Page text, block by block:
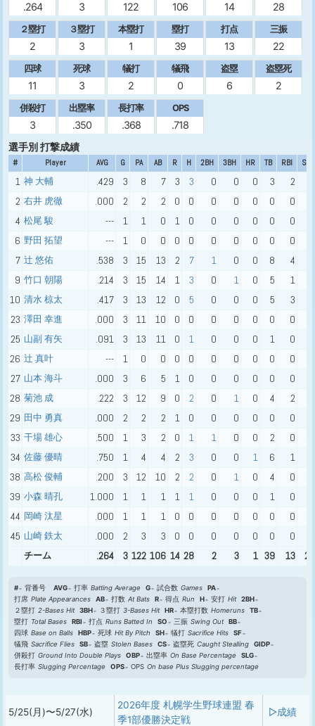
.264 3 122 106 14 28
２塁打
2
３塁打
3
本塁打
1
塁打
39
打点
13
三振
22
四球
11
死球
3
犠打
2
犠飛
0
盗塁
6
盗塁死
2
併殺打
3
出塁率
.350
長打率
.368
OPS
.718
選手別 打撃成績
# Player AVG G PA AB R H 2BH 3BH HR TB RBI SO
1 神 大輔 .429 3 8 7 3 3 0 0 0 3 2
2 右井 虎徹 .000 2 2 2 0 0 0 0 0 0 0
4 松尾 駿 --- 1 1 0 1 0 0 0 0 0 0
6 野田 拓望 --- 1 0 0 0 0 0 0 0 0 0
7 辻 悠佑 .538 3 15 13 2 7 1 0 0 8 4
9 竹口 朝陽 .214 3 15 14 1 3 0 1 0 5 1
10 清水 椋太 .417 3 13 12 0 5 0 0 0 5 3
23 澤田 幸進 .000 3 11 10 0 0 0 0 0 0 0
25 山副 有矢 .091 3 13 11 0 1 0 0 0 1 0
26 辻 真叶 --- 1 0 0 0 0 0 0 0 0 0
27 山本 海斗 .000 3 6 5 1 0 0 0 0 0 0
28 菊池 成 .222 3 12 9 0 2 0 1 0 4 2
29 田中 勇真 .000 2 2 2 1 0 0 0 0 0 0
33 干場 雄心 .500 1 3 2 0 1 1 0 0 2 0
34 佐藤 優晴 .750 1 4 4 2 3 0 0 1 6 1
38 高松 俊輔 .200 3 12 10 2 2 0 1 0 4 0
39 小森 晴孔 1.000 1 1 1 1 1 0 0 0 1 0
44 岡崎 汰星 .000 1 1 1 0 0 0 0 0 0 0
45 山崎 鉄太 .000 2 3 3 0 0 0 0 0 0 0
チーム .264 3 122 106 14 28 2 3 1 39 13 22
# 背番号 AVG 打率 Batting Average G 試合数 Games
PA
打席 Plate Appearances AB 打数 At Bats R 得点 Run H 安打 Hit
2BH
２塁打 2-Bases Hit 3BH ３塁打 3-Bases Hit HR 本塁打数 Homeruns
TB
塁打 Total Bases RBI 打点 Runs Batted In SO 三振 Swing Out
BB
四球 Base on Balls HBP 死球 Hit By Pitch SH 犠打 Sacrifice Hits
SF
犠飛 Sacrifice Flies SB 盗塁 Stolen Bases CS 盗塁死 Caught Stealling
GIDP
併殺打 Ground Into Double Plays OBP 出塁率 On Base Percentage
SLG
長打率 Slugging Percentage OPS OPS On base Plus Slugging percentage
5/25(月)〜5/27(水)
2026年度 札幌学生野球連盟 春
季1部優勝決定戦
▷成績